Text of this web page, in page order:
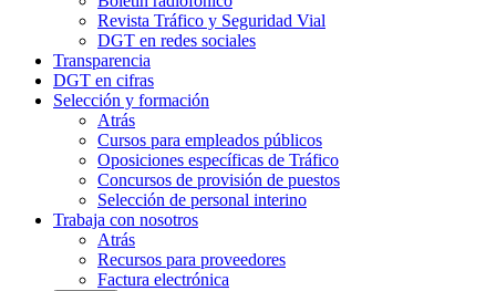
Revista Tráfico y Seguridad Vial
DGT en redes sociales
Transparencia
DGT en cifras
Selección y formación
Atrás
Cursos para empleados públicos
Oposiciones específicas de Tráfico
Concursos de provisión de puestos
Selección de personal interino
Trabaja con nosotros
Atrás
Recursos para proveedores
Factura electrónica